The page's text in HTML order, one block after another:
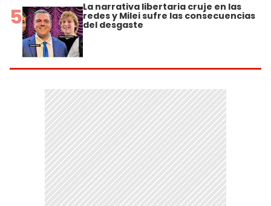
5 La narrativa libertaria cruje en las
redes y Milei sufre las consecuencias
del desgaste